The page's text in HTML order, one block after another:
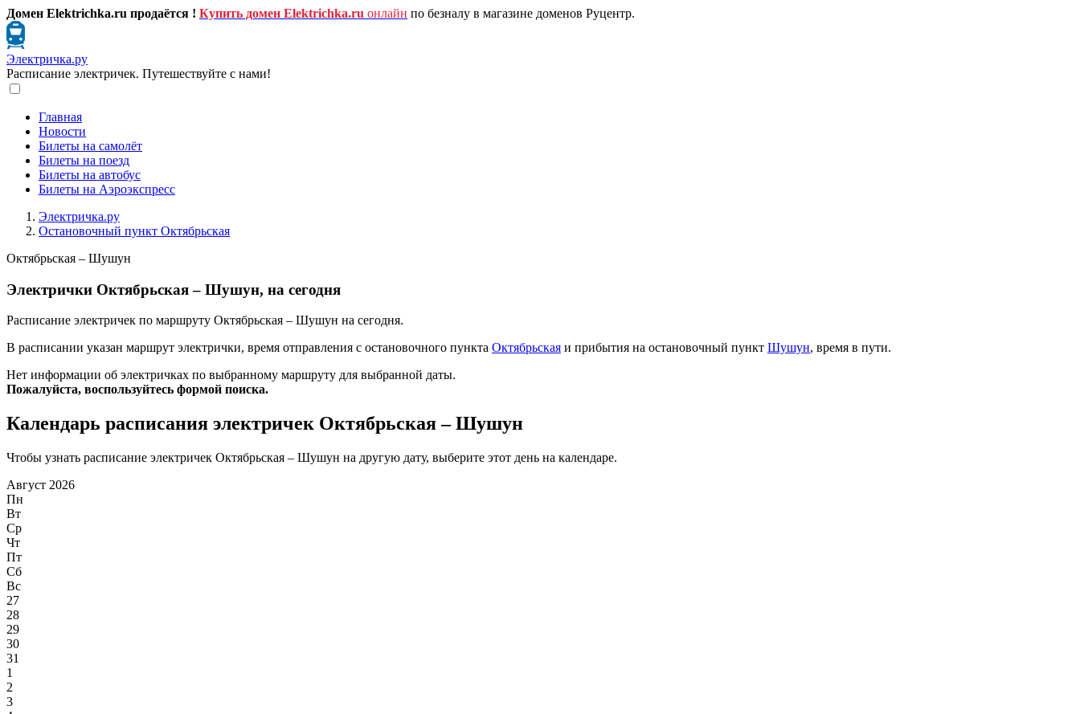
Домен Elektrichka.ru продаётся ! Купить домен Elektrichka.ru онлайн по безналу в магазине доменов Руцентр.
Электричка.ру
Расписание электричек. Путешествуйте с нами!
Главная
Новости
Билеты на самолёт
Билеты на поезд
Билеты на автобус
Билеты на Аэроэкспресс
Электричка.ру
Остановочный пункт Октябрьская
Октябрьская – Шушун
Электрички Октябрьская – Шушун, на сегодня
Расписание электричек по маршруту Октябрьская – Шушун на сегодня.
В расписании указан маршрут электрички, время отправления с остановочного пункта Октябрьская и прибытия на остановочный пункт Шушун, время в пути.
Нет информации об электричках по выбранному маршруту для выбранной даты.
Пожалуйста, воспользуйтесь формой поиска.
Календарь расписания электричек Октябрьская – Шушун
Чтобы узнать расписание электричек Октябрьская – Шушун на другую дату, выберите этот день на календаре.
Август 2026
Пн
Вт
Ср
Чт
Пт
Сб
Вс
27
28
29
30
31
1
2
3